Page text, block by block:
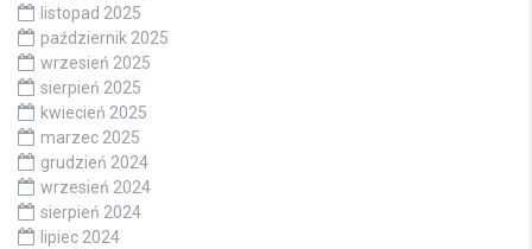
listopad 2025
październik 2025
wrzesień 2025
sierpień 2025
kwiecień 2025
marzec 2025
grudzień 2024
wrzesień 2024
sierpień 2024
lipiec 2024